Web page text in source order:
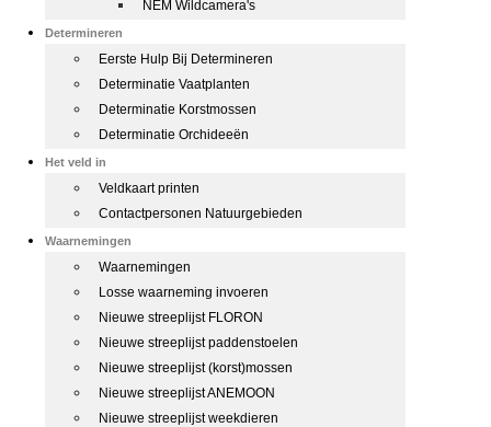
NEM Wildcamera's
Determineren
Eerste Hulp Bij Determineren
Determinatie Vaatplanten
Determinatie Korstmossen
Determinatie Orchideeën
Het veld in
Veldkaart printen
Contactpersonen Natuurgebieden
Waarnemingen
Waarnemingen
Losse waarneming invoeren
Nieuwe streeplijst FLORON
Nieuwe streeplijst paddenstoelen
Nieuwe streeplijst (korst)mossen
Nieuwe streeplijst ANEMOON
Nieuwe streeplijst weekdieren